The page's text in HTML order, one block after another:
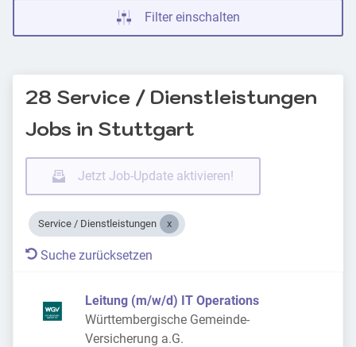
Filter einschalten
28 Service / Dienstleistungen
Jobs in Stuttgart
Jetzt Job-Update aktivieren!
Service / Dienstleistungen
Suche zurücksetzen
Leitung (m/w/d) IT Operations
Württembergische Gemeinde-
Versicherung a.G.